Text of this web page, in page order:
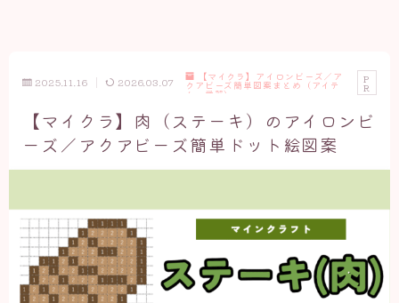
2025.11.16 2026.03.07 【マイクラ】アイロンビーズ／ア
クアビーズ簡単図案まとめ（アイテ
ム・武器）
P
R
【マイクラ】肉（ステーキ）のアイロンビ
ーズ／アクアビーズ簡単ドット絵図案